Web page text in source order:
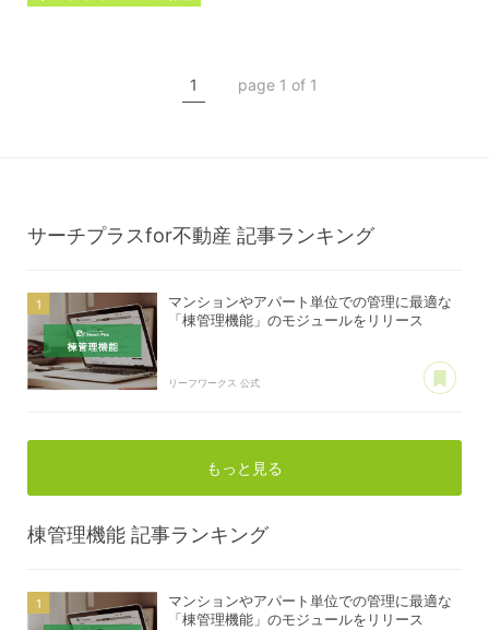
1 page 1 of 1
サーチプラスfor不動産 記事ランキング
マンションやアパート単位での管理に最適な
「棟管理機能」のモジュールをリリース
リーフワークス 公式
もっと見る
棟管理機能 記事ランキング
マンションやアパート単位での管理に最適な
「棟管理機能」のモジュールをリリース